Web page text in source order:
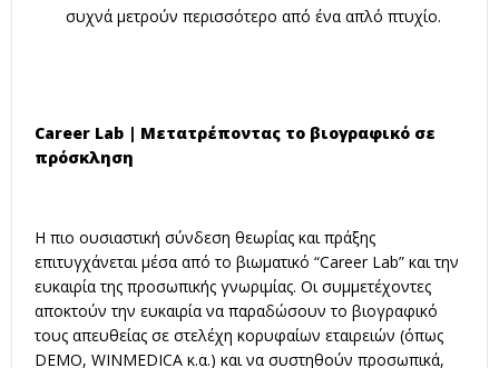
συχνά μετρούν περισσότερο από ένα απλό πτυχίο.
Career Lab | Μετατρέποντας το βιογραφικό σε
πρόσκληση
Η πιο ουσιαστική σύνδεση θεωρίας και πράξης
επιτυγχάνεται μέσα από το βιωματικό “Career Lab” και την
ευκαιρία της προσωπικής γνωριμίας. Οι συμμετέχοντες
αποκτούν την ευκαιρία να παραδώσουν το βιογραφικό
τους απευθείας σε στελέχη κορυφαίων εταιρειών (όπως
DEMO, WINMEDICA κ.α.) και να συστηθούν προσωπικά,